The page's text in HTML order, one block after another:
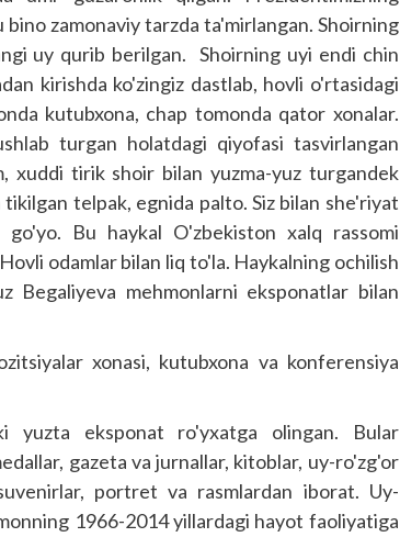
zamonaviy tarzda ta'mirlangan. Shoirning
uy qurib berilgan. Shoirning uyi endi chin
kirishda ko'zingiz dastlab, hovli o'rtasidagi
kutubxona, chap tomonda qator xonalar.
turgan holatdagi qiyofasi tasvirlangan
xuddi tirik shoir bilan yuzma-yuz turgandek
telpak, egnida palto. Siz bilan she'riyat
go'yo. Bu haykal O'zbekiston xalq rassomi
odamlar bilan liq to'la. Haykalning ochilish
Begaliyeva mehmonlarni eksponatlar bilan
xonasi, kutubxona va konferensiya
yuzta eksponat ro'yxatga olingan. Bular
gazeta va jurnallar, kitoblar, uy-ro'zg'or
portret va rasmlardan iborat. Uy-
1966-2014 yillardagi hayot faoliyatiga